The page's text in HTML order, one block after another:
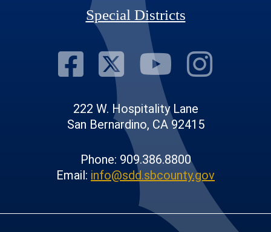
Special Districts
Visit Our
Visit Our
Visit
222 W. Hospitality Lane
San Bernardino, CA 92415
Phone: 909.386.8800
Email: info@sdd.sbcounty.gov